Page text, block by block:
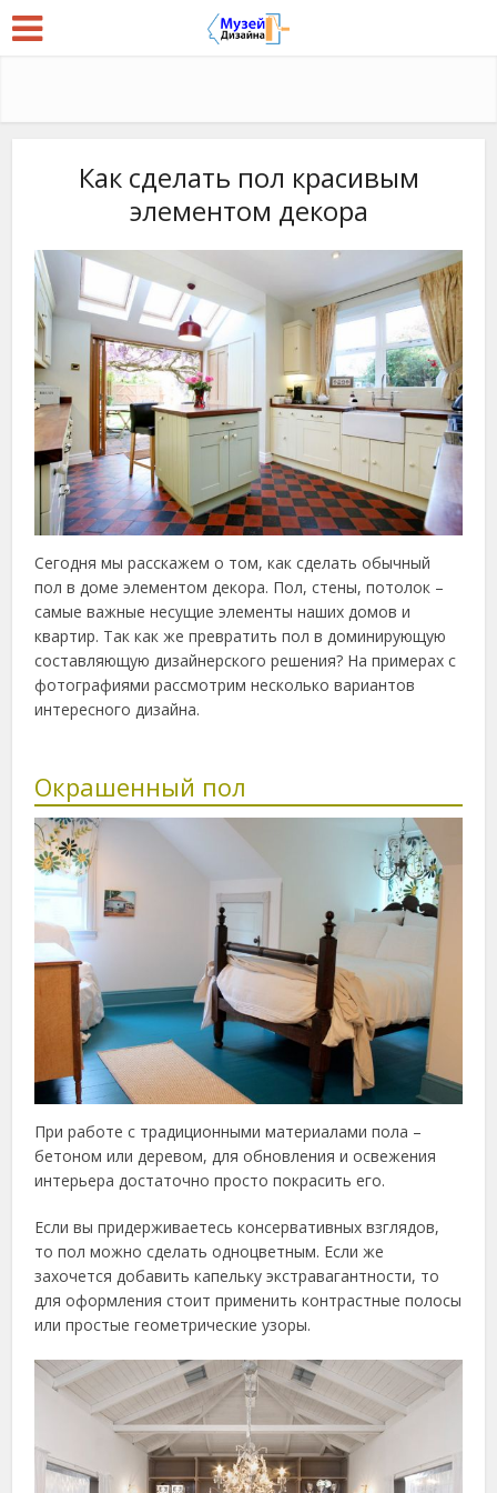
Как сделать пол красивым
элементом декора
Сегодня мы расскажем о том, как сделать обычный
пол в доме элементом декора. Пол, стены, потолок –
самые важные несущие элементы наших домов и
квартир. Так как же превратить пол в доминирующую
составляющую дизайнерского решения? На примерах с
фотографиями рассмотрим несколько вариантов
интересного дизайна.
Окрашенный пол
При работе с традиционными материалами пола –
бетоном или деревом, для обновления и освежения
интерьера достаточно просто покрасить его.
Если вы придерживаетесь консервативных взглядов,
то пол можно сделать одноцветным. Если же
захочется добавить капельку экстравагантности, то
для оформления стоит применить контрастные полосы
или простые геометрические узоры.